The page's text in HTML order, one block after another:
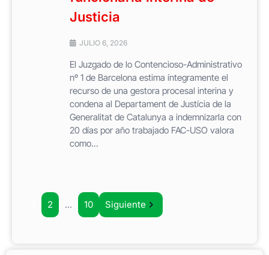
Justicia
JULIO 6, 2026
El Juzgado de lo Contencioso-Administrativo
nº 1 de Barcelona estima íntegramente el
recurso de una gestora procesal interina y
condena al Departament de Justícia de la
Generalitat de Catalunya a indemnizarla con
20 días por año trabajado FAC-USO valora
como...
2 … 10 Siguiente